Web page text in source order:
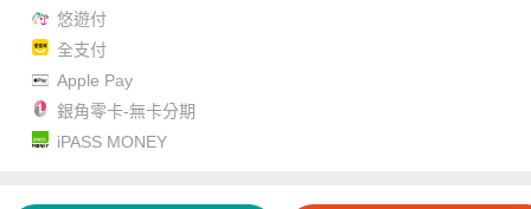
悠遊付
全支付
Apple Pay
銀角零卡-無卡分期
iPASS MONEY